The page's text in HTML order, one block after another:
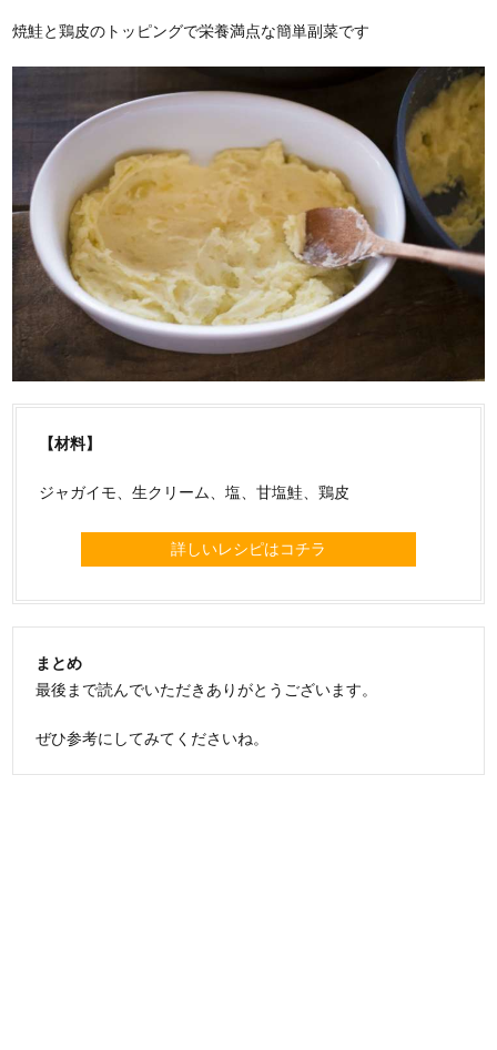
焼鮭と鶏皮のトッピングで栄養満点な簡単副菜です
【材料】
ジャガイモ、生クリーム、塩、甘塩鮭、鶏皮
詳しいレシピはコチラ
まとめ
最後まで読んでいただきありがとうございます。
ぜひ参考にしてみてくださいね。